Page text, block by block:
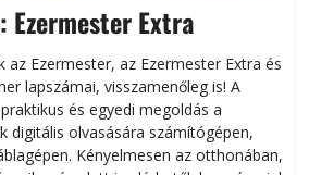
Ezermester Extra
az Ezermester, az Ezermester Extra és
lapszámai, visszamenőleg is! A
és egyedi megoldás a
digitális olvasására számítógépen,
Kényelmesen az otthonában,